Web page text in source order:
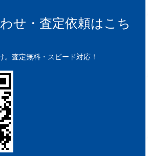
せ・査定依頼はこち
。査定無料・スピード対応！